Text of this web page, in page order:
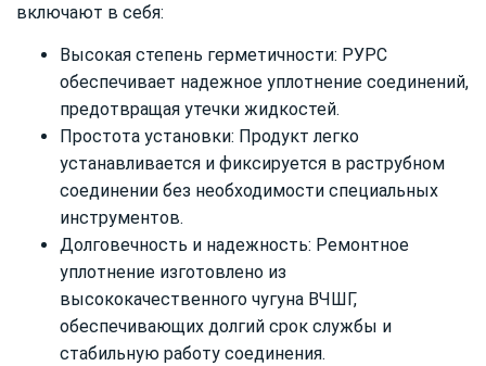
включают в себя:
Высокая степень герметичности: РУРС
обеспечивает надежное уплотнение соединений,
предотвращая утечки жидкостей.
Простота установки: Продукт легко
устанавливается и фиксируется в раструбном
соединении без необходимости специальных
инструментов.
Долговечность и надежность: Ремонтное
уплотнение изготовлено из
высококачественного чугуна ВЧШГ,
обеспечивающих долгий срок службы и
стабильную работу соединения.